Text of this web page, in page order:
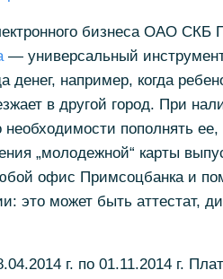
бизнеса ОАО СКБ
— универсальный
например, когда
в другой город. При
необходимости пополнять
„молодежной“ карты
офис Примсоцбанка и
это может быть аттестат,
г. по 01.11.2014 г.